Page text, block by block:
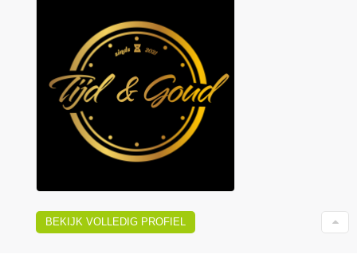
BEKIJK VOLLEDIG PROFIEL